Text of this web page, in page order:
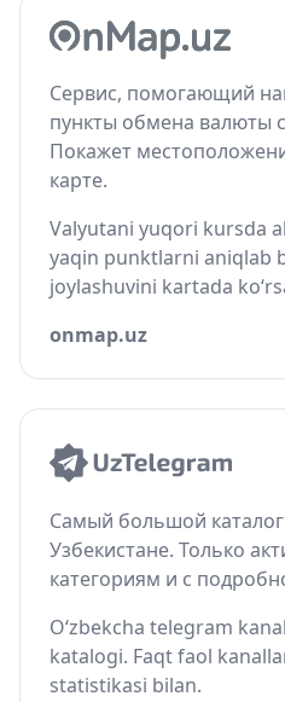
Сервис, помогающий
пункты обмена валюты
Покажет
карте.
Valyutani yuqori kursda
yaqin punktlarni aniqlab
joylashuvini kartada
onmap.uz
Самый большой
Узбекистане. Только
категориям и с
O‘zbekcha telegram
katalogi. Faqt faol
statistikasi bilan.